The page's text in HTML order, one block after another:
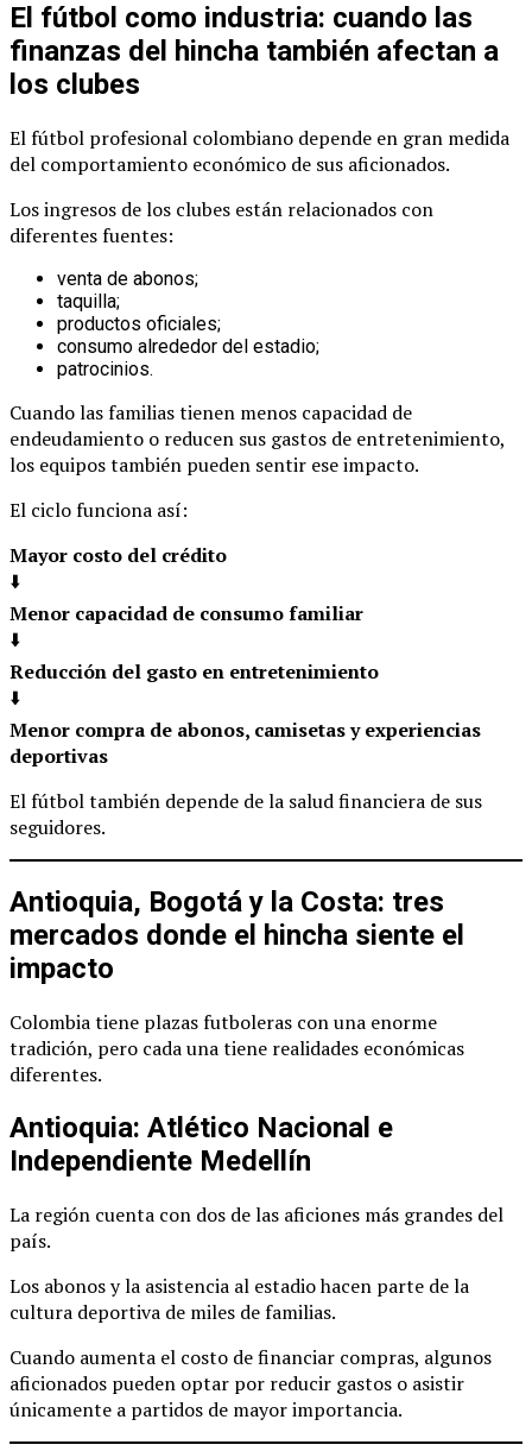
El fútbol como industria: cuando las
finanzas del hincha también afectan a
los clubes
El fútbol profesional colombiano depende en gran medida
del comportamiento económico de sus aficionados.
Los ingresos de los clubes están relacionados con
diferentes fuentes:
venta de abonos;
taquilla;
productos oficiales;
consumo alrededor del estadio;
patrocinios.
Cuando las familias tienen menos capacidad de
endeudamiento o reducen sus gastos de entretenimiento,
los equipos también pueden sentir ese impacto.
El ciclo funciona así:
Mayor costo del crédito
⬇️
Menor capacidad de consumo familiar
⬇️
Reducción del gasto en entretenimiento
⬇️
Menor compra de abonos, camisetas y experiencias
deportivas
El fútbol también depende de la salud financiera de sus
seguidores.
Antioquia, Bogotá y la Costa: tres
mercados donde el hincha siente el
impacto
Colombia tiene plazas futboleras con una enorme
tradición, pero cada una tiene realidades económicas
diferentes.
Antioquia: Atlético Nacional e
Independiente Medellín
La región cuenta con dos de las aficiones más grandes del
país.
Los abonos y la asistencia al estadio hacen parte de la
cultura deportiva de miles de familias.
Cuando aumenta el costo de financiar compras, algunos
aficionados pueden optar por reducir gastos o asistir
únicamente a partidos de mayor importancia.